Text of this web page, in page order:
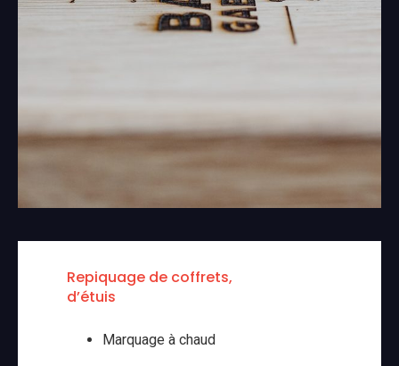
Repiquage de coffrets,
d’étuis
Marquage à chaud